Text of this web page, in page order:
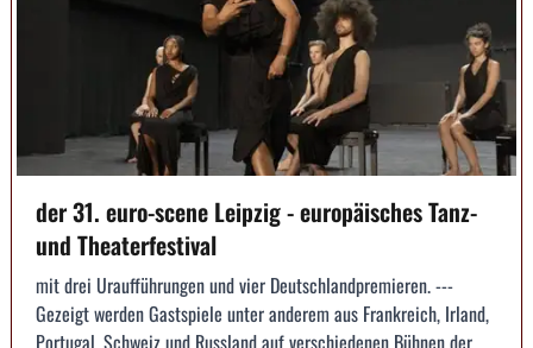
der 31. euro-scene Leipzig - europäisches Tanz-
und Theaterfestival
mit drei Uraufführungen und vier Deutschlandpremieren. ---
Gezeigt werden Gastspiele unter anderem aus Frankreich, Irland,
Portugal, Schweiz und Russland auf verschiedenen Bühnen der